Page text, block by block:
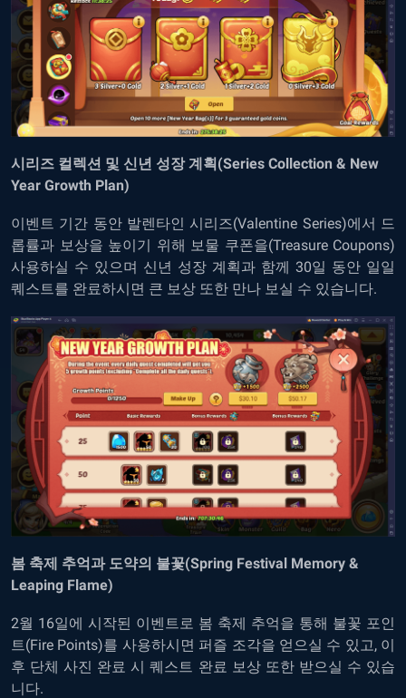
시리즈 컬렉션 및 신년 성장 계획(Series Collection & New
Year Growth Plan)
이벤트 기간 동안 발렌타인 시리즈(Valentine Series)에서 드
롭률과 보상을 높이기 위해 보물 쿠폰을(Treasure Coupons)
사용하실 수 있으며 신년 성장 계획과 함께 30일 동안 일일
퀘스트를 완료하시면 큰 보상 또한 만나 보실 수 있습니다.
봄 축제 추억과 도약의 불꽃(Spring Festival Memory &
Leaping Flame)
2월 16일에 시작된 이벤트로 봄 축제 추억을 통해 불꽃 포인
트(Fire Points)를 사용하시면 퍼즐 조각을 얻으실 수 있고, 이
후 단체 사진 완료 시 퀘스트 완료 보상 또한 받으실 수 있습
니다.